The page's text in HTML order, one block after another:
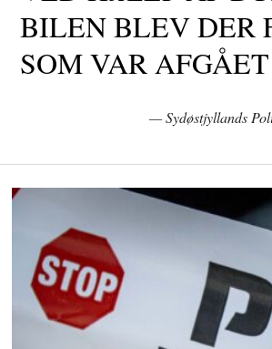
BILEN BLEV DER
SOM VAR
— Sydøstjyllands